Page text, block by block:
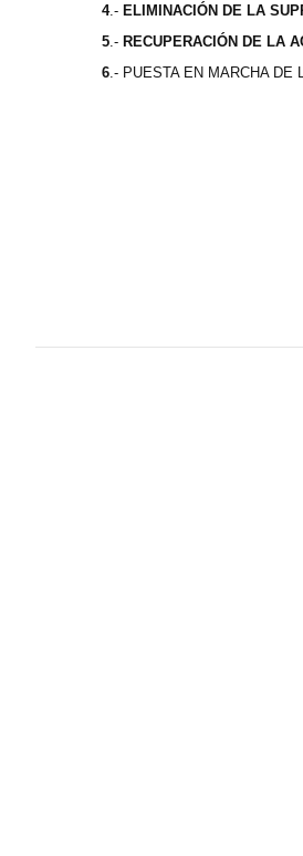
4.- ELIMINACIÓN DE LA
5 .- RECUPERACIÓN DE LA
6 .- PUESTA EN MARCHA DE